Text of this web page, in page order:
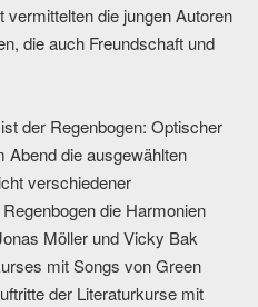
vermittelten die jungen Autoren
die auch Freundschaft und
der Regenbogen: Optischer
Abend die ausgewählten
verschiedener
die Harmonien
Möller und Vicky Bak
mit Songs von Green
der Literaturkurse mit